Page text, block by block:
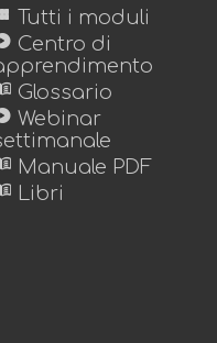
Tutti i moduli
Centro di
Glossario
Webinar
Manuale PDF
Libri